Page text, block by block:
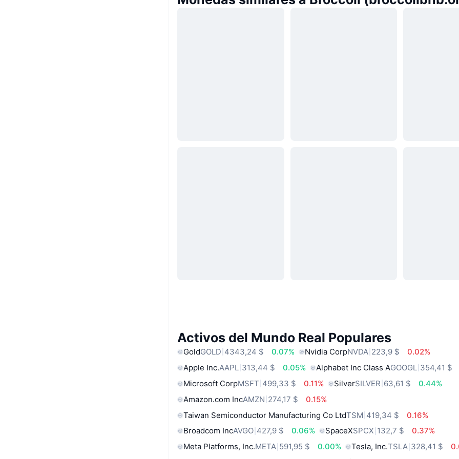
Activos del Mundo Real Populares
GoldGOLD 4343,24 $ 0.07% Nvidia CorpNVDA 223,9 $
0.02%
Apple Inc.AAPL 313,44 $ 0.05% Alphabet Inc Class AGOOGL 354,41 $
Microsoft CorpMSFT 499,33 $ 0.11% SilverSILVER 63,61 $
0.44%
Amazon.com IncAMZN 274,17 $
0.15%
Taiwan Semiconductor Manufacturing Co LtdTSM 419,34 $
0.16%
Broadcom IncAVGO 427,9 $ 0.06% SpaceXSPCX 132,7 $
0.37%
Meta Platforms, Inc.META 591,95 $ 0.00% Tesla, Inc.TSLA 328,41 $